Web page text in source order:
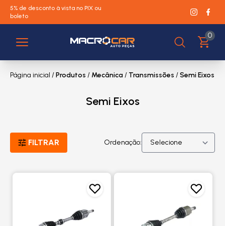
5% de desconto à vista no PIX ou
boleto
0
Página inicial /Produtos / Mecânica/ Transmissões /Semi Eixos
Semi Eixos
FILTRAR Ordenação: